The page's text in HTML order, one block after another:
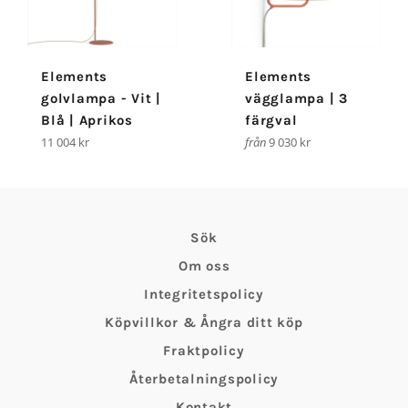
Elements
golvlampa - Vit |
Blå | Aprikos
Ordinarie
11 004 kr
Elements
vägglampa | 3
färgval
från9 030 kr
Sök
Om oss
Integritetspolicy
Köpvillkor & Ångra ditt köp
Fraktpolicy
Återbetalningspolicy